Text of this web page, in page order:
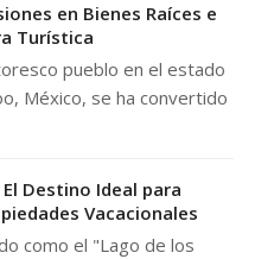
en Bienes Raíces e
Turística
pueblo en el estado
México, se ha convertido
Destino Ideal para
Vacacionales
como el "Lago de los